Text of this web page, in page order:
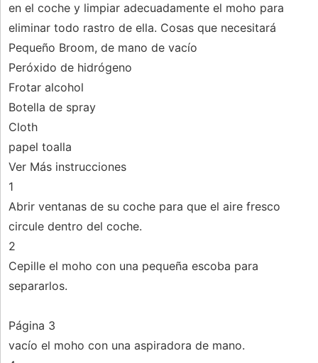
en el coche y limpiar adecuadamente el moho para
eliminar todo rastro de ella. Cosas que necesitará
Pequeño Broom, de mano de vacío
Peróxido de hidrógeno
Frotar alcohol
Botella de spray
Cloth
papel toalla
Ver Más instrucciones
1
Abrir ventanas de su coche para que el aire fresco
circule dentro del coche.
2
Cepille el moho con una pequeña escoba para
separarlos.
Página 3
vacío el moho con una aspiradora de mano.